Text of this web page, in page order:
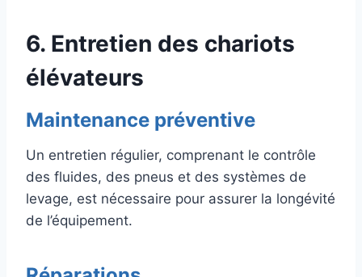
6. Entretien des chariots
élévateurs
Maintenance préventive
Un entretien régulier, comprenant le contrôle
des fluides, des pneus et des systèmes de
levage, est nécessaire pour assurer la longévité
de l’équipement.